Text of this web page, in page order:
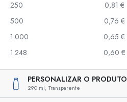
250
0,81 €
500
0,76 €
1.000
0,65 €
1.248
0,60 €
PERSONALIZAR O PRODUTO
290 ml, Transparente